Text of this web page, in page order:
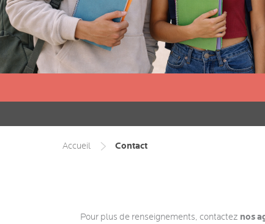
Accueil Contact
Pour plus de renseignements, contactez nos